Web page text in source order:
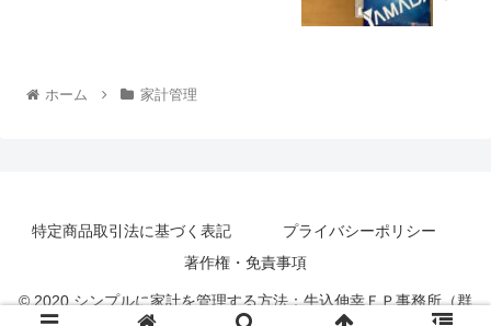
ホーム 家計管理
特定商品取引法に基づく表記
プライバシーポリシー
著作権・免責事項
© 2020 シンプルに家計を管理する方法：牛込伸幸ＦＰ事務所（群